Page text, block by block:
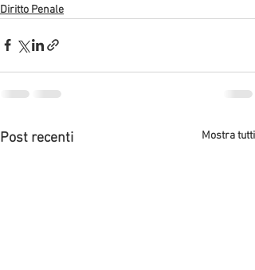
Diritto Penale
Post recenti Mostra tutti